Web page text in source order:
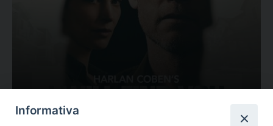
Valutazione
Informativa